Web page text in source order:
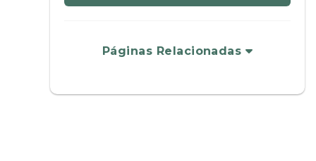
Páginas Relacionadas